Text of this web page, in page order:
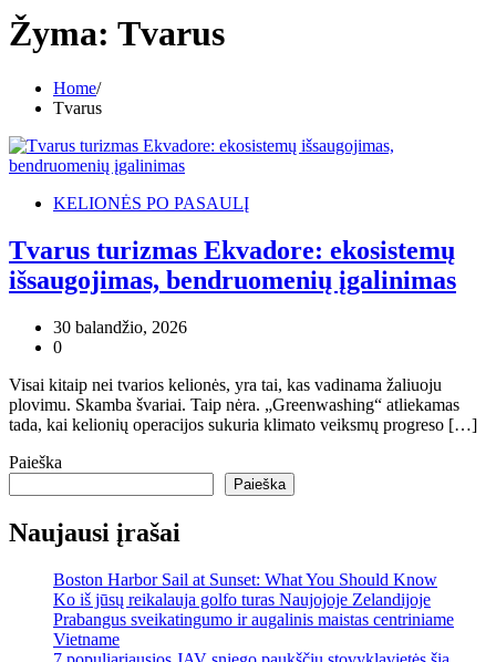
Žyma: Tvarus
Home
Tvarus
KELIONĖS PO PASAULĮ
Tvarus turizmas Ekvadore: ekosistemų
išsaugojimas, bendruomenių įgalinimas
30 balandžio, 2026
0
Visai kitaip nei tvarios kelionės, yra tai, kas vadinama žaliuoju
plovimu. Skamba švariai. Taip nėra. „Greenwashing“ atliekamas
tada, kai kelionių operacijos sukuria klimato veiksmų progreso […]
Paieška
Paieška
Naujausi įrašai
Boston Harbor Sail at Sunset: What You Should Know
Ko iš jūsų reikalauja golfo turas Naujojoje Zelandijoje
Prabangus sveikatingumo ir augalinis maistas centriniame
Vietname